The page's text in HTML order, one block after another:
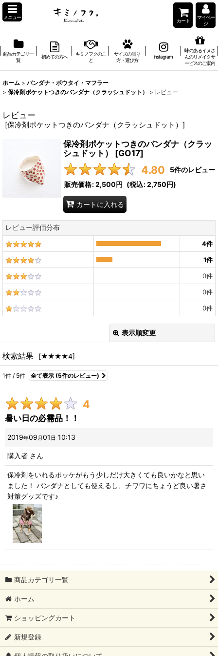
メニュー
カート
マイペー
ジ
商品カテゴリ一
覧
初めての方へ
キミノフクのこ
と
サイズの測り
方・選び方
instagram
味のあるイヌさ
んのリメイクサ
ービスのご案内
ホーム > バンダナ・ボウタイ・マフラー
> 保冷剤ポケットつきのバンダナ（クラッシュドット） > レビュー
レビュー
[保冷剤ポケットつきのバンダナ（クラッシュドット） ]
保冷剤ポケットつきのバンダナ（クラッ
シュドット）
[GO17]
4.80 5件のレビュー
販売価格:2,500円 (税込:2,750円)
カートに入れる
レビュー評価分布
4件
1件
0件
0件
0件
表示順変更
レビュー検索:
画像:
星の数:
並び順:
絞り込む
検索結果 [★★★★4]
1件 / 5件 全て表示 (5件のレビュー)
4
暑い日の必需品！！
2019年09 月01 日 10:13
購入者 さん
保冷剤をいれるポッケがもう少しだけ大きくても良いかなと思い
ました！ バンダナとしても使えるし、チワワにちょうど良い暑さ
対策グッズです♪
商品カテゴリ一覧
ホーム
ショッピングカート
新規登録